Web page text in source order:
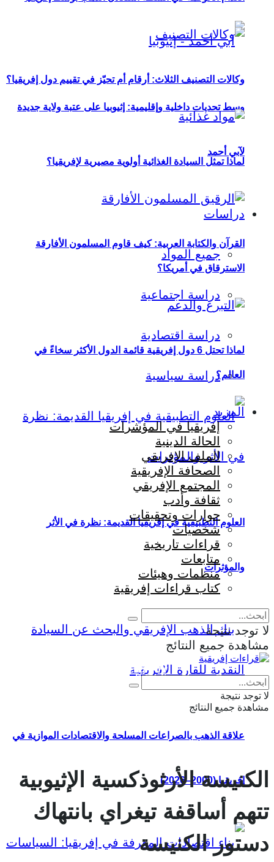
وسط تحديات داخلية وإقليمية: إثيوبيا على عتبة ولاية جديدة
لآبي أحمد
دراسات
جميع المواد
دراسة اجتماعية
دراسة اقتصادية
دراسة سياسية
العلوم التطبيقية في إفريقيا القديمة: نظرة في الأثر
والمؤثرات
علاقة الذهب بالصراعات المسلحة والاقتصادات الموازية في
إفريقيا (2000–2026)
وكالات التصنيف الثلاث: أرقام أم تحيّز في تقييم دول إفريقيا؟
لماذا تمثل السيادة الغذائية أولوية مصيرية لإفريقيا؟
القرآن والكتابة العربية: كيف قاوم المسلمون الأفارقة
الاسترقاق في أمريكا؟
لماذا تحتل 6 دول إفريقية قائمة الدول الأكثر سخاءً في
العالم؟
المزيد
إفريقيا في المؤشرات
الحالة الدينية
الملف الإفريقي
الصحافة الإفريقية
المجتمع الإفريقي
ثقافة وأدب
حوارات وتحقيقات
شخصيات
قراءات تاريخية
متابعات
منظمات وهيئات
كتاب قراءات إفريقية
لا توجد نتيجة
مشاهدة جميع النتائج
Eng Fr
لا توجد نتيجة
مشاهدة جميع النتائج
الكنيسة الأرثوذكسية الإثيوبية
تتهم أساقفة تيغراي بانتهاك
دستور الكنيسة